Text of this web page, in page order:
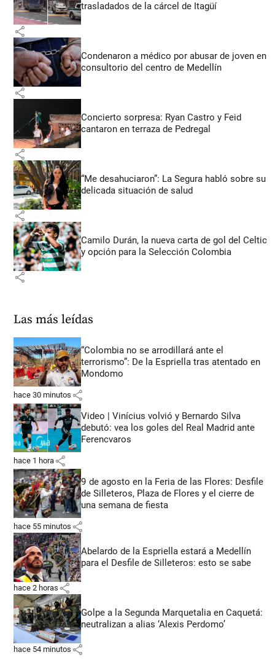
trasladados de la cárcel de Itagüí
share
Condenaron a médico por abusar de joven en
consultorio del centro de Medellín
share
Concierto sorpresa: Ryan Castro y Feid
cantaron en terraza de Pedregal
share
“Me desahuciaron”: La Segura habló sobre su
delicada situación de salud
share
Camilo Durán, la nueva carta de gol del Celtic
y opción para la Selección Colombia
share
Las más leídas
“Colombia no se arrodillará ante el
terrorismo”: De la Espriella tras atentado en
Mondomo
hace 30 minutos share
Video | Vinícius volvió y Bernardo Silva
debutó: vea los goles del Real Madrid ante
Ferencvaros
hace 1 hora share
9 de agosto en la Feria de las Flores: Desfile
de Silleteros, Plaza de Flores y el cierre de
una semana de fiesta
hace 55 minutos share
Abelardo de la Espriella estará a Medellín
para el Desfile de Silleteros: esto se sabe
hace 2 horas share
Golpe a la Segunda Marquetalia en Caquetá:
neutralizan a alias ‘Alexis Perdomo’
hace 54 minutos share